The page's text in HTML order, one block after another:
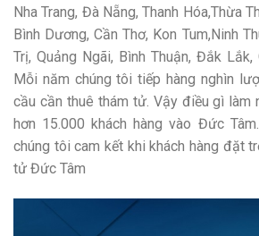
Nha Trang, Đà Nẵng, Thanh Hóa,Thừa
Bình Dương, Cần Thơ, Kon Tum,Ninh
Trị, Quảng Ngãi, Bình Thuận, Đắk Lắk,
Mỗi năm chúng tôi tiếp hàng nghìn
cầu cần thuê thám tử. Vậy điều gì
hơn 15.000 khách hàng vào Đức
chúng tôi cam kết khi khách hàng đặt
tử Đức Tâm